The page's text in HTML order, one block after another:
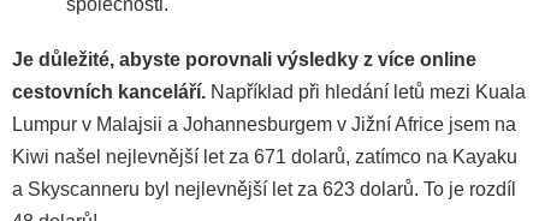
Je důležité, abyste porovnali výsledky z více online
cestovních kanceláří. Například při hledání letů mezi Kuala
Lumpur v Malajsii a Johannesburgem v Jižní Africe jsem na
Kiwi našel nejlevnější let za 671 dolarů, zatímco na Kayaku
a Skyscanneru byl nejlevnější let za 623 dolarů. To je rozdíl